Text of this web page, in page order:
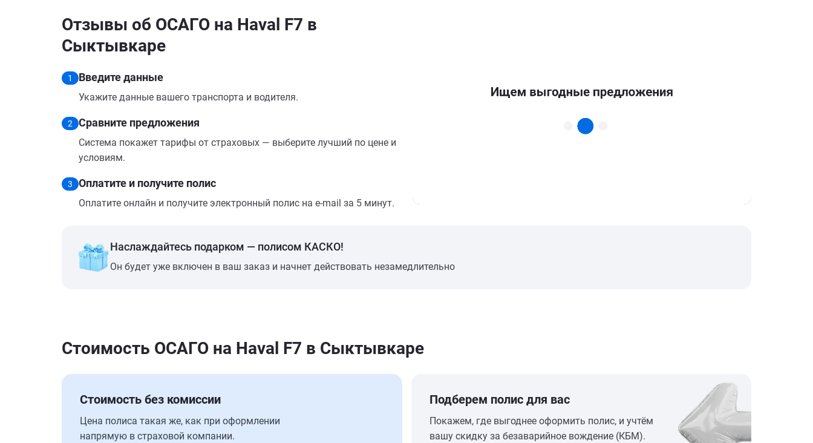
Отзывы об ОСАГО на Haval F7 в
Сыктывкаре
1 Введите данные
Укажите данные вашего транспорта и водителя.
2 Сравните предложения
Система покажет тарифы от страховых — выберите лучший по цене и
условиям.
3 Оплатите и получите полис
Оплатите онлайн и получите электронный полис на e-mail за 5 минут.
Наслаждайтесь подарком — полисом КАСКО!
Он будет уже включен в ваш заказ и начнет действовать незамедлительно
Стоимость ОСАГО на Haval F7 в Сыктывкаре
Стоимость без комиссии
Цена полиса такая же, как при оформлении
напрямую в страховой компании.
Подберем полис для вас
Покажем, где выгоднее оформить полис, и учтём
вашу скидку за безаварийное вождение (КБМ).